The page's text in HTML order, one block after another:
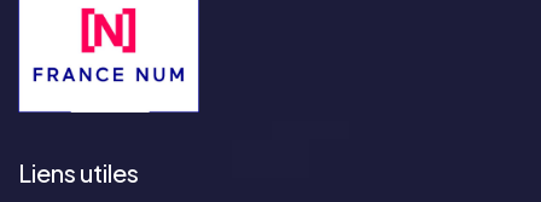
Liens utiles